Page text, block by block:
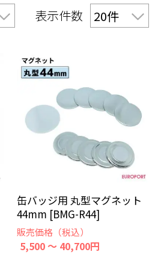
表示件数
缶バッジ用 丸型マグネット
44mm [BMG-R44]
販売価格（税込）
5,500 ～ 40,700円